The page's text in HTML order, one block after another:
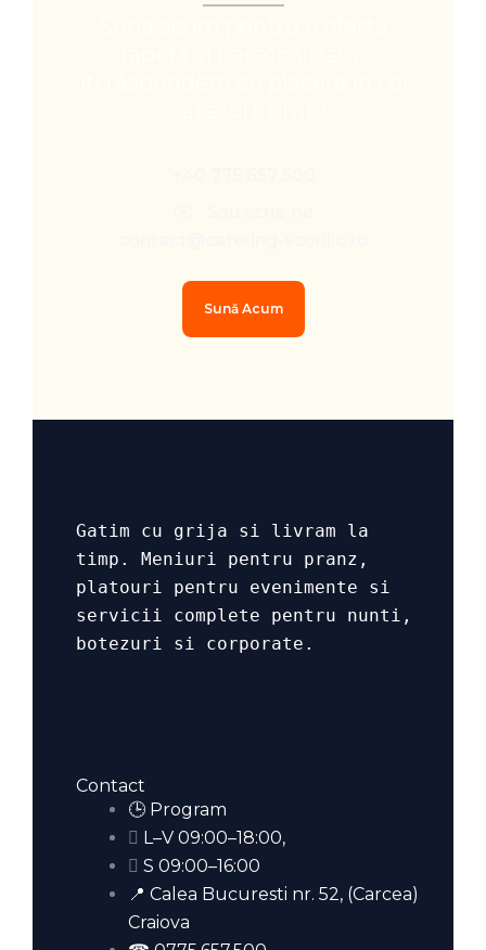
Sună Acum
Gatim cu grija si livram la
timp. Meniuri pentru pranz,
platouri pentru evenimente si
servicii complete pentru nunti,
botezuri si corporate.
Contact
🕒 Program
L–V 09:00–18:00,
S 09:00–16:00
📍 Calea Bucuresti nr. 52, (Carcea)
Craiova